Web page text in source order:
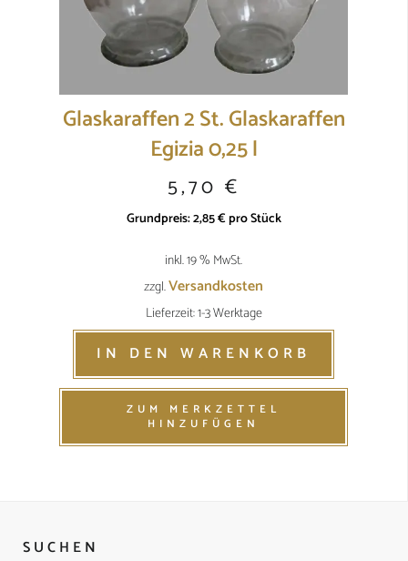
Glaskaraffen 2 St. Glaskaraffen
Egizia 0,25 l
5,70 €
Grundpreis:2,85€proStück
inkl. 19 % MwSt.
zzgl.Versandkosten
Lieferzeit: 1-3 Werktage
IN DEN WARENKORB
ZUM MERKZETTEL
HINZUFÜGEN
SUCHEN